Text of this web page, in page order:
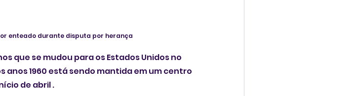
enteado durante disputa por herança
que se mudou para os Estados Unidos no
anos 1960 está sendo mantida em um centro
de abril .